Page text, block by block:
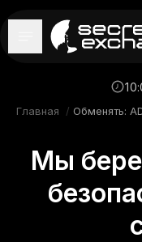
----
Новости
Репутация
Поддержка
Главная / Обменять:
Мы